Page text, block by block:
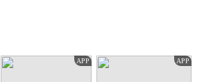
APP APP